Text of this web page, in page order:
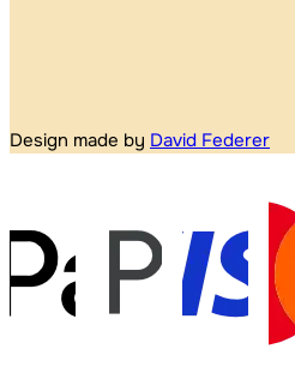
Design made by David Federer